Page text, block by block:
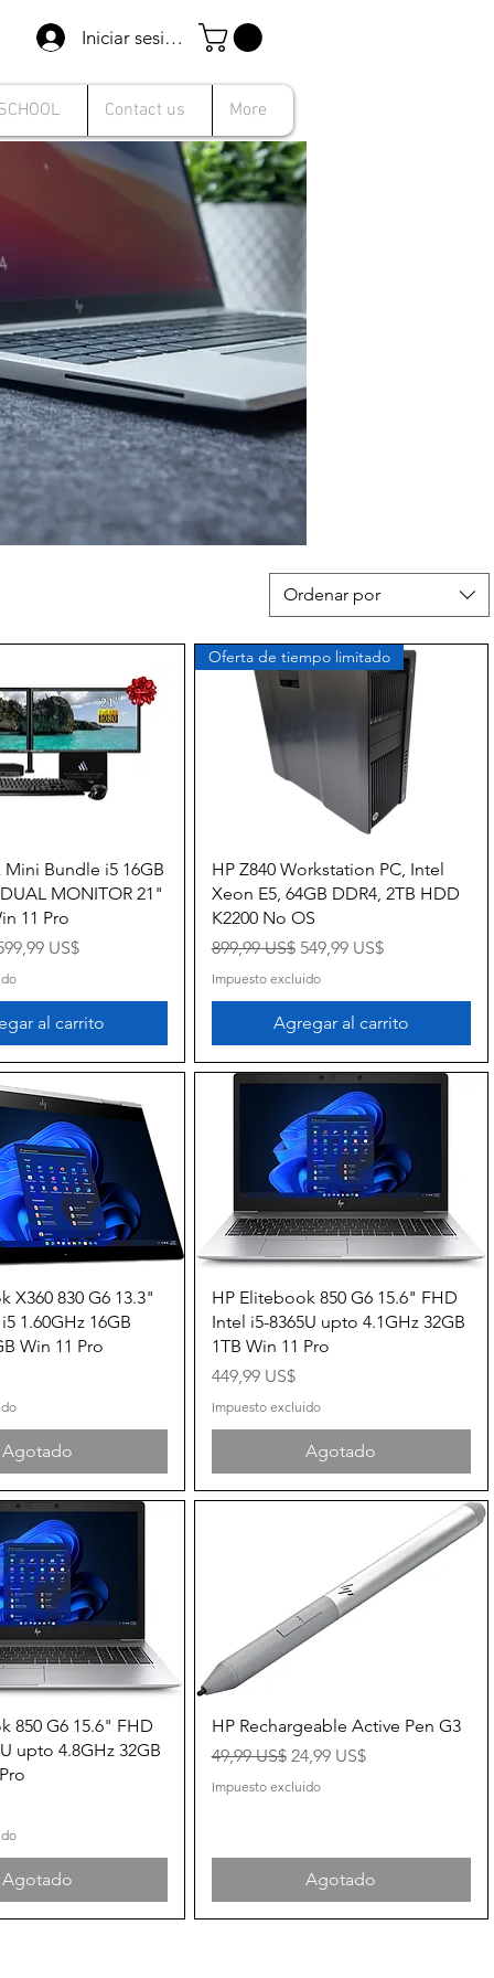
Iniciar sesión
Contact us More
Ordenar por
rápida
Mini Bundle i5 16GB
MONITOR 21"
11 Pro
de oferta
US$
al carrito
Vista rápida
Oferta de tiempo limitado
HP Z840 Workstation PC, Intel
Xeon E5, 64GB DDR4, 2TB HDD
K2200 No OS
Precio
899,99 US$ Precio de oferta
549,99 US$
Impuesto excluido
Agregar al carrito
rápida
X360 830 G6 13.3"
1.60GHz 16GB
Win 11 Pro
Agotado
Vista rápida
HP Elitebook 850 G6 15.6" FHD
Intel i5-8365U upto 4.1GHz 32GB
1TB Win 11 Pro
Precio
449,99 US$
Impuesto excluido
Agotado
rápida
850 G6 15.6" FHD
upto 4.8GHz 32GB
Agotado
Vista rápida
HP Rechargeable Active Pen G3
Precio
49,99 US$ Precio de oferta
24,99 US$
Impuesto excluido
Agotado